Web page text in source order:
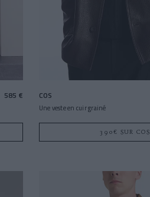
585 € COS
Une veste en cuir grainé
390€ SUR COS